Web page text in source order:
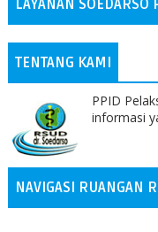
LAYANAN SOEDARSO
TENTANG KAMI
PPID
informasi
NAVIGASI RUANGAN